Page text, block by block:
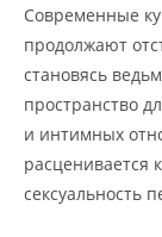
Современные
продолжают
становясь
пространство
и интимных
расценивается
сексуальность